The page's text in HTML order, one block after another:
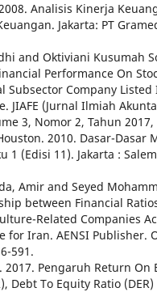
Analisis Kinerja
Jakarta: PT
and Oktiviani Kusumah
Performance On
Subsector Company
JIAFE (Jurnal Ilmiah
3, Nomor 2, Tahun
2010. Dasar-Dasar
1 (Edisi 11). Jakarta :
Amir and Seyed
between Financial
Related Companies
for Iran. AENSI Publisher.
591.
2017. Pengaruh Return On
Debt To Equity Ratio